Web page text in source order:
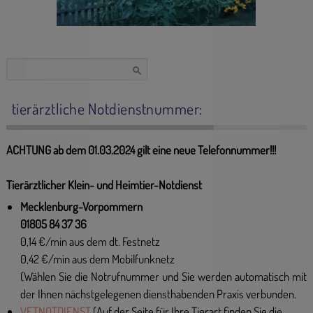
tierärztliche Notdienstnummer:
ACHTUNG ab dem 01.03.2024 gilt eine neue Telefonnummer!!!
Tierärztlicher Klein- und Heimtier-Notdienst
Mecklenburg-Vorpommern
01805 84 37 36
0,14 €/min aus dem dt. Festnetz
0,42 €/min aus dem Mobilfunknetz
(Wählen Sie die Notrufnummer und Sie werden automatisch mit
der Ihnen nächstgelegenen diensthabenden Praxis verbunden.